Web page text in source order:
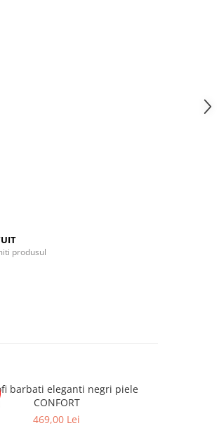
produsul
barbati eleganti negri piele
CONFORT
469,00 Lei